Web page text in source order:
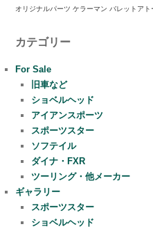
カテゴリー
For Sale
旧車など
ショベルヘッド
アイアンスポーツ
スポーツスター
ソフテイル
ダイナ・FXR
ツーリング・他メーカー
ギャラリー
スポーツスター
ショベルヘッド